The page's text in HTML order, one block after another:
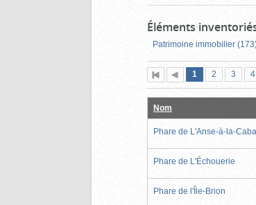
Éléments
Patrimoine immobilier
Première
page
Page
précédente
Page
1 (page
actuelle)
Page
2 Page
3 4
Nom
Phare de L'Anse-à-la-
Phare de L'Échouerie
Phare de l'Île-Brion